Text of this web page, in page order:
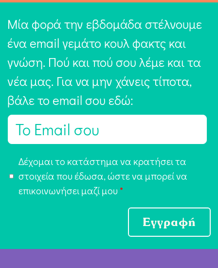
Μία φορά την εβδομάδα στέλνουμε
ένα email γεμάτο κουλ φακτς και
γνώση. Πού και πού σου λέμε και τα
νέα μας. Για να μην χάνεις τίποτα,
βάλε το email σου εδώ:
E
π
ή
Δέχομαι το κατάστημα να κρατήσει τα
στοιχεία που έδωσα, ώστε να μπορεί να
επικοινωνήσει μαζί μου *
Εγγραφή